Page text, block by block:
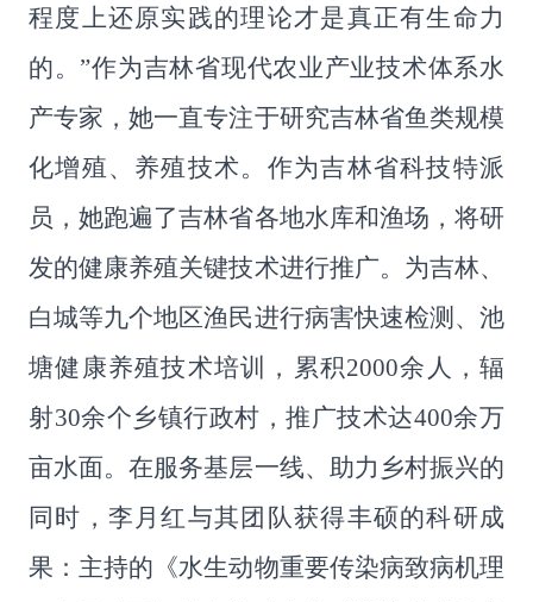
程度上还原实践的理论才是真正有生命力
的。 ”作为吉林省现代农业产业技术体系水
产专家，她一直专注于研究吉林省鱼类规模
化增殖、养殖技术。作为吉林省科技特派
员，她跑遍了吉林省各地水库和渔场，将研
发的健康养殖关键技术进行推广。为吉林、
白城等九个地区渔民进行病害快速检测、池
塘健康养殖技术培训，累积2000余人，辐
射30余个乡镇行政村，推广技术达400余万
亩水面。在服务基层一线、助力乡村振兴的
同时，李月红与其团队获得丰硕的科研成
果：主持的《水生动物重要传染病致病机理